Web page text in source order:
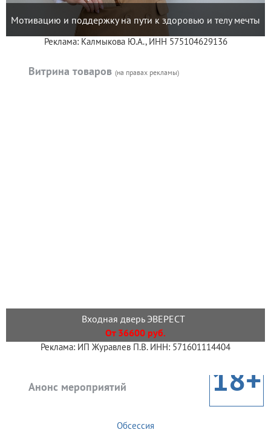
Мотивацию и поддержку на пути к здоровью и телу мечты
Реклама: Калмыкова Ю.А., ИНН 575104629136
Витрина товаров (на правах рекламы)
Входная дверь ЭВЕРЕСТ
От 36600 руб.
Реклама: ИП Журавлев П.В. ИНН: 571601114404
Анонс мероприятий 18+
Обсессия